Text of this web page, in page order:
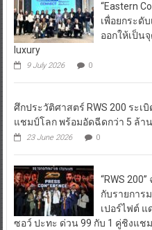
“Eastern
เพื่อยกระดั
ออกให้เป็น
luxury
9 July 2026 0
ศึกประวัติศาสตร์ RWS 200 ระเ
แชมป์โลก พร้อมอัดฉีดกว่า 5 ล้า
23 June 2026 0
“RWS
กับรายการ
เปอร์ไฟต์ แ
ซอว์ ปะทะ ด่วน 99 กับ 1 คู่ชิงแช